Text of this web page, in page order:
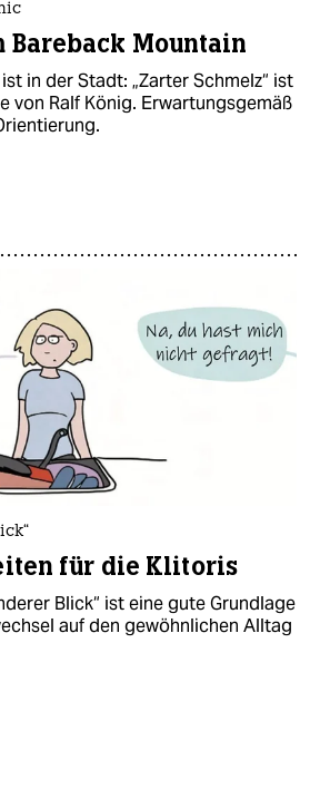
Bareback Mountain
in der Stadt: „Zarter Schmelz“ ist
von Ralf König. Erwartungsgemäß
für die Klitoris
Blick“ ist eine gute Grundlage
auf den gewöhnlichen Alltag